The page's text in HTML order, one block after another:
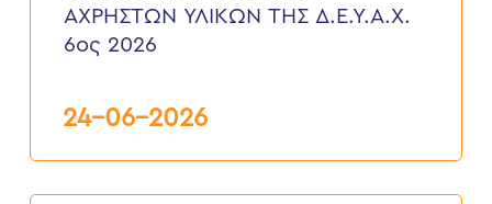
Δ.Ε.Υ.Α.Χ.
ΑΧΡΗΣΤΩΝ ΥΛΙΚΩΝ ΤΗΣ Δ.Ε.Υ.Α.Χ.
6ος 2026
24-06-2026